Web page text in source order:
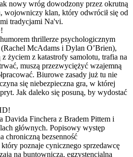
nowy wróg dowodzony przez okrutną
wojowniczy klan, który odwrócił się od
tradycjami Na'vi.
thrillerze psychologicznym
McAdams i Dylan O’Brien),
życiem z katastrofy samolotu, trafia na
muszą przezwyciężyć wzajemną
Biurowe zasady już tu nie
się niebezpieczna gra, w której
Jak daleko się posuną, by wydostać
Davida Finchera z Bradem Pittem i
głównych. Popisowy występ
chroniczną bezsenność
poznaje cynicznego sprzedawcę
na buntowniczą, egzystencjalną